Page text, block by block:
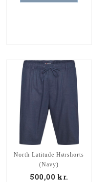
North Latitude Hørshorts
(Navy)
500,00kr.